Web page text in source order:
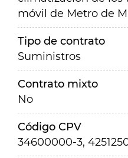
móvil de Metro de
Tipo de contrato
Suministros
Contrato mixto
No
Código CPV
34600000-3,